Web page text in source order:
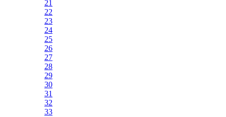
21
22
23
24
25
26
27
28
29
30
31
32
33